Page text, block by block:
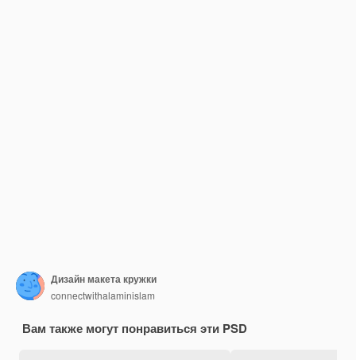
Дизайн макета кружки
connectwithalaminislam
Вам также могут понравиться эти PSD